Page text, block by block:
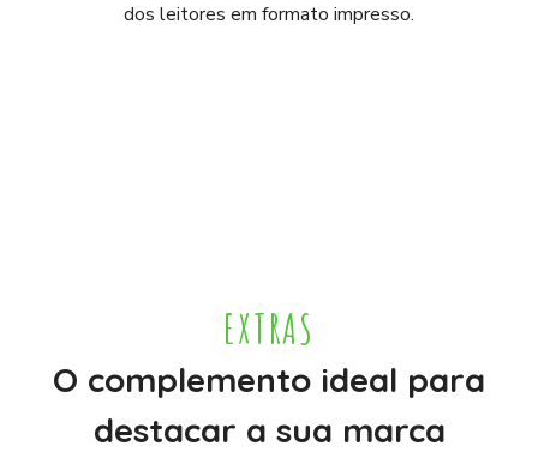
dos leitores em formato impresso.
EXTRAS
O complemento ideal para
destacar a sua marca